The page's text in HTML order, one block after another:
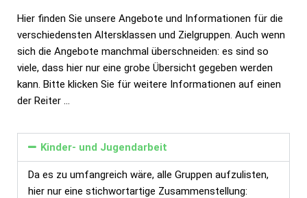
Hier finden Sie unsere Angebote und Informationen für die
verschiedensten Altersklassen und Zielgruppen. Auch wenn
sich die Angebote manchmal überschneiden: es sind so
viele, dass hier nur eine grobe Übersicht gegeben werden
kann. Bitte klicken Sie für weitere Informationen auf einen
der Reiter …
Kinder- und Jugendarbeit
Da es zu umfangreich wäre, alle Gruppen aufzulisten,
hier nur eine stichwortartige Zusammenstellung: